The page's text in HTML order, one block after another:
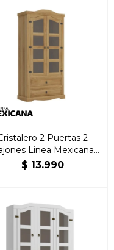
2 Puertas 2
Linea Mexicana
Natural
$ 13.990